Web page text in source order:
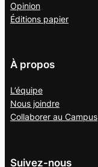
Opinion
Éditions papier
À propos
L’équipe
Nous joindre
Collaborer au Campus
Suivez-nous